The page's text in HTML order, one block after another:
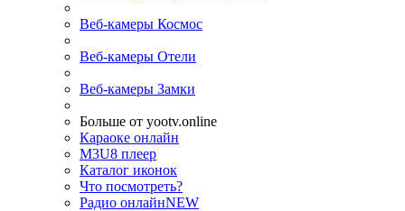
Веб-камеры Космос
Веб-камеры Отели
Веб-камеры Замки
Больше от yootv.online
Караоке онлайн
M3U8 плеер
Каталог иконок
Что посмотреть?
Радио онлайнNEW